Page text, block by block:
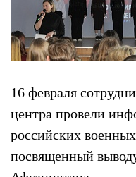
16 февраля
центра провели
российских
посвященный